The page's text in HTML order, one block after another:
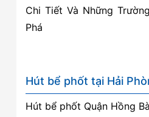
Chi Tiết Và Những
Phá
Hút bể phốt tại Hải
Hút bể phốt Quận Hồng